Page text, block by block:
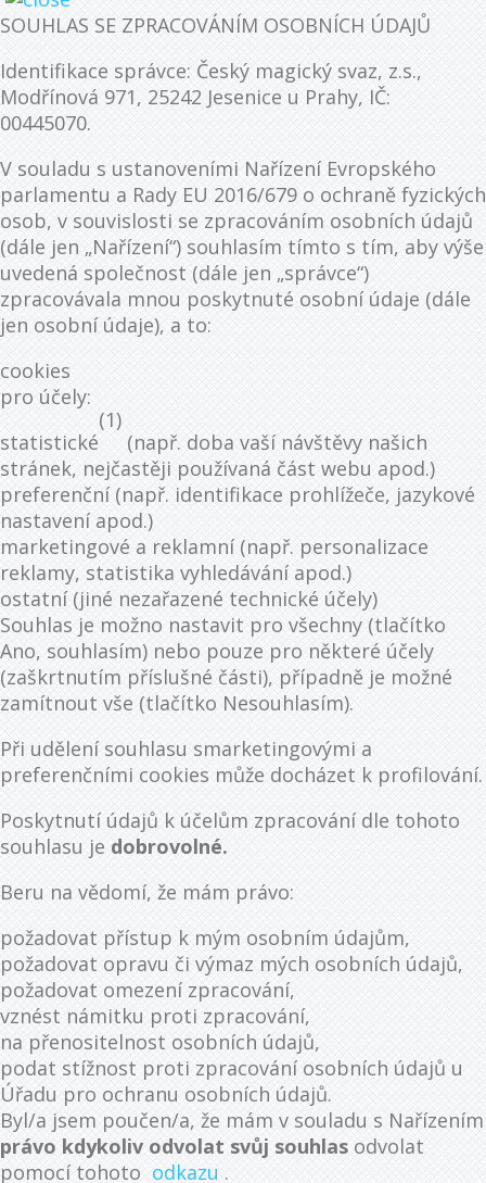
SOUHLAS SE ZPRACOVÁNÍM OSOBNÍCH ÚDAJŮ
Identifikace správce: Český magický svaz, z.s.,
Modřínová 971, 25242 Jesenice u Prahy, IČ:
00445070.
V souladu s ustanoveními Nařízení Evropského
parlamentu a Rady EU 2016/679 o ochraně fyzických
osob, v souvislosti se zpracováním osobních údajů
(dále jen „Nařízení“) souhlasím tímto s tím, aby výše
uvedená společnost (dále jen „správce“)
zpracovávala mnou poskytnuté osobní údaje (dále
jen osobní údaje), a to:
cookies
pro účely:
statistické
(1)
(např. doba vaší návštěvy našich
stránek, nejčastěji používaná část webu apod.)
preferenční (např. identifikace prohlížeče, jazykové
nastavení apod.)
marketingové a reklamní (např. personalizace
reklamy, statistika vyhledávání apod.)
ostatní (jiné nezařazené technické účely)
Souhlas je možno nastavit pro všechny (tlačítko
Ano, souhlasím) nebo pouze pro některé účely
(zaškrtnutím příslušné části), případně je možné
zamítnout vše (tlačítko Nesouhlasím).
Při udělení souhlasu smarketingovými a
preferenčními cookies může docházet k profilování.
Poskytnutí údajů k účelům zpracování dle tohoto
souhlasu je dobrovolné.
Beru na vědomí, že mám právo:
požadovat přístup k mým osobním údajům,
požadovat opravu či výmaz mých osobních údajů,
požadovat omezení zpracování,
vznést námitku proti zpracování,
na přenositelnost osobních údajů,
podat stížnost proti zpracování osobních údajů u
Úřadu pro ochranu osobních údajů.
Byl/a jsem poučen/a, že mám v souladu s Nařízením
právo kdykoliv odvolat svůj souhlas odvolat
pomocí tohoto odkazu .